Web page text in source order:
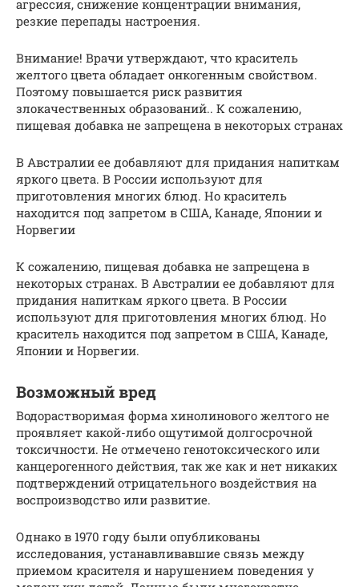
агрессия, снижение концентрации внимания,
резкие перепады настроения.
Внимание! Врачи утверждают, что краситель
желтого цвета обладает онкогенным свойством.
Поэтому повышается риск развития
злокачественных образований.. К сожалению,
пищевая добавка не запрещена в некоторых странах
В Австралии ее добавляют для придания напиткам
яркого цвета. В России используют для
приготовления многих блюд. Но краситель
находится под запретом в США, Канаде, Японии и
Норвегии
К сожалению, пищевая добавка не запрещена в
некоторых странах. В Австралии ее добавляют для
придания напиткам яркого цвета. В России
используют для приготовления многих блюд. Но
краситель находится под запретом в США, Канаде,
Японии и Норвегии.
Возможный вред
Водорастворимая форма хинолинового желтого не
проявляет какой-либо ощутимой долгосрочной
токсичности. Не отмечено генотоксического или
канцерогенного действия, так же как и нет никаких
подтверждений отрицательного воздействия на
воспроизводство или развитие.
Однако в 1970 году были опубликованы
исследования, устанавливавшие связь между
приемом красителя и нарушением поведения у